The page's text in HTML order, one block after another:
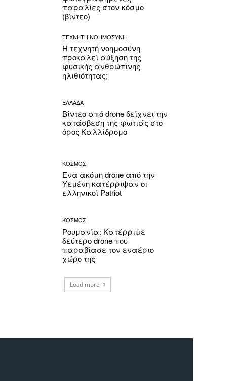
παραλίες στον κόσμο
(βίντεο)
ΤΕΧΝΗΤΗ ΝΟΗΜΟΣΥΝΗ
Η τεχνητή νοημοσύνη
προκαλεί αύξηση της
φυσικής ανθρώπινης
ηλιθιότητας;
ΕΛΛΑΔΑ
Βίντεο από drone δείχνει την
κατάσβεση της φωτιάς στο
όρος Καλλίδρομο
ΚΟΣΜΟΣ
Ένα ακόμη drone από την
Υεμένη κατέρριψαν οι
ελληνικοί Patriot
ΚΟΣΜΟΣ
Ρουμανία: Κατέρριψε
δεύτερο drone που
παραβίασε τον εναέριο
χώρο της
Load more